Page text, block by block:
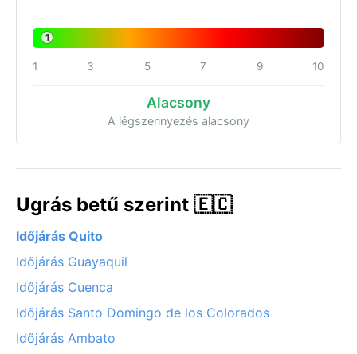
1
1 3 5 7 9 10
Alacsony
A légszennyezés alacsony
Ugrás betű szerint 🇪🇨
Időjárás Quito
Időjárás Guayaquil
Időjárás Cuenca
Időjárás Santo Domingo de los Colorados
Időjárás Ambato